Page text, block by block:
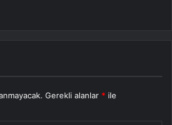
Gerekli alanlar * ile